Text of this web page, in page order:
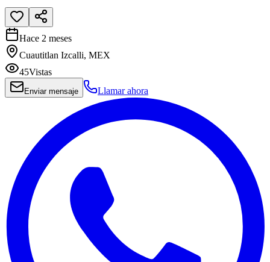
Hace 2 meses
Cuautitlan Izcalli, MEX
45Vistas
Enviar mensaje Llamar ahora